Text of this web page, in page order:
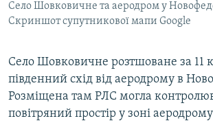
Село Шовковичне та аеродром у
Скриншот супутникової мапи Google
Село Шовковичне розтшоване за 11
південний схід від аеродрому в
Розміщена там РЛС могла
повітряний простір у зоні